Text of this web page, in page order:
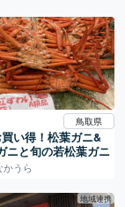
鳥取県
い得！松葉ガニ&
ニと旬の若松葉ガニ
かうら
地域連携